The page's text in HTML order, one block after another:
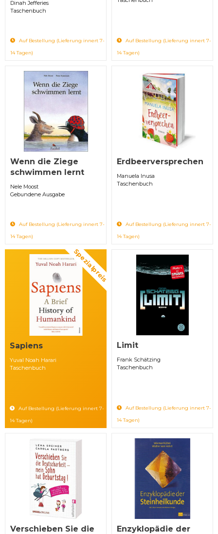
Dinah Jefferies
Taschenbuch
Auf Bestellung (Lieferung innert 7-
14 Tagen)
Auf Bestellung (Lieferung innert 7-
14 Tagen)
Wenn die Ziege
schwimmen lernt
Nele Moost
Gebundene Ausgabe
Auf Bestellung (Lieferung innert 7-
14 Tagen)
Erdbeerversprechen
Manuela Inusa
Taschenbuch
Auf Bestellung (Lieferung innert 7-
14 Tagen)
Spezialpreis
Sapiens
Yuval Noah Harari
Taschenbuch
Auf Bestellung (Lieferung innert 7-
14 Tagen)
Limit
Frank Schätzing
Taschenbuch
Auf Bestellung (Lieferung innert 7-
14 Tagen)
Verschieben Sie die
Enzyklopädie der